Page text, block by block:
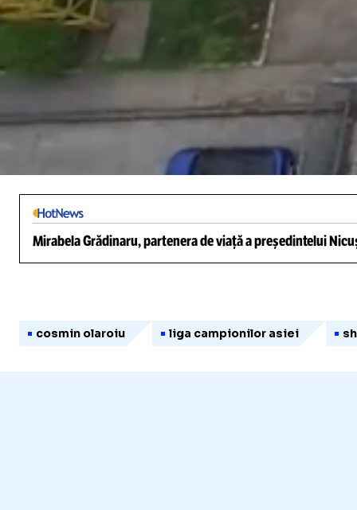
Mirabela Grădinaru, partenera de viață a președintelui
cosmin olaroiu liga campionilor asiei